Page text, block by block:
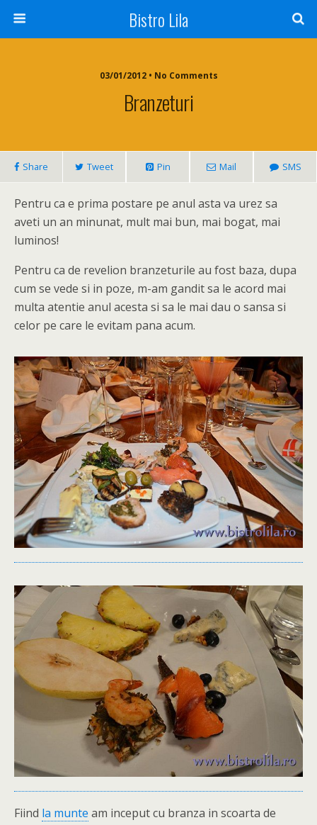
Bistro Lila
03/01/2012 • No Comments
Branzeturi
Share Tweet Pin Mail SMS
Pentru ca e prima postare pe anul asta va urez sa
aveti un an minunat, mult mai bun, mai bogat, mai
luminos!
Pentru ca de revelion branzeturile au fost baza, dupa
cum se vede si in poze, m-am gandit sa le acord mai
multa atentie anul acesta si sa le mai dau o sansa si
celor pe care le evitam pana acum.
Fiind la munte am inceput cu branza in scoarta de